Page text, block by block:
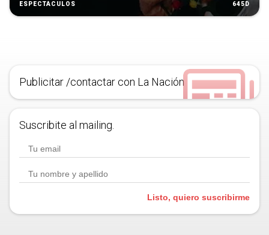
ESPECTÁCULOS 645D
Publicitar /contactar con La Nación
Suscribite al mailing.
Listo, quiero suscribirme